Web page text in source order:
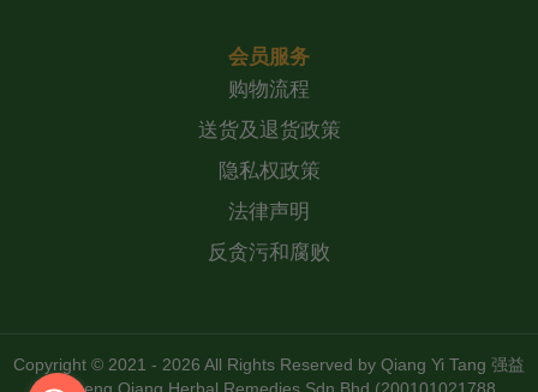
会员服务
购物流程
送货及退货政策
隐私权政策
法律声明
反贪污和腐败
Copyright © 2021 - 2026 All Rights Reserved by Qiang Yi Tang 强益